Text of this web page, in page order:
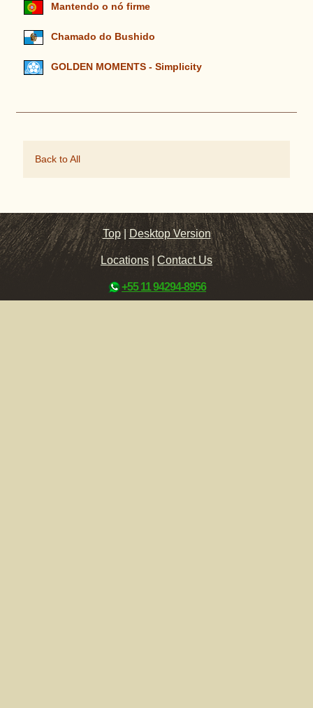
Mantendo o nó firme
Chamado do Bushido
GOLDEN MOMENTS - Simplicity
Back to All
Top |Desktop Version
Locations|Contact Us
+55 11 94294-8956